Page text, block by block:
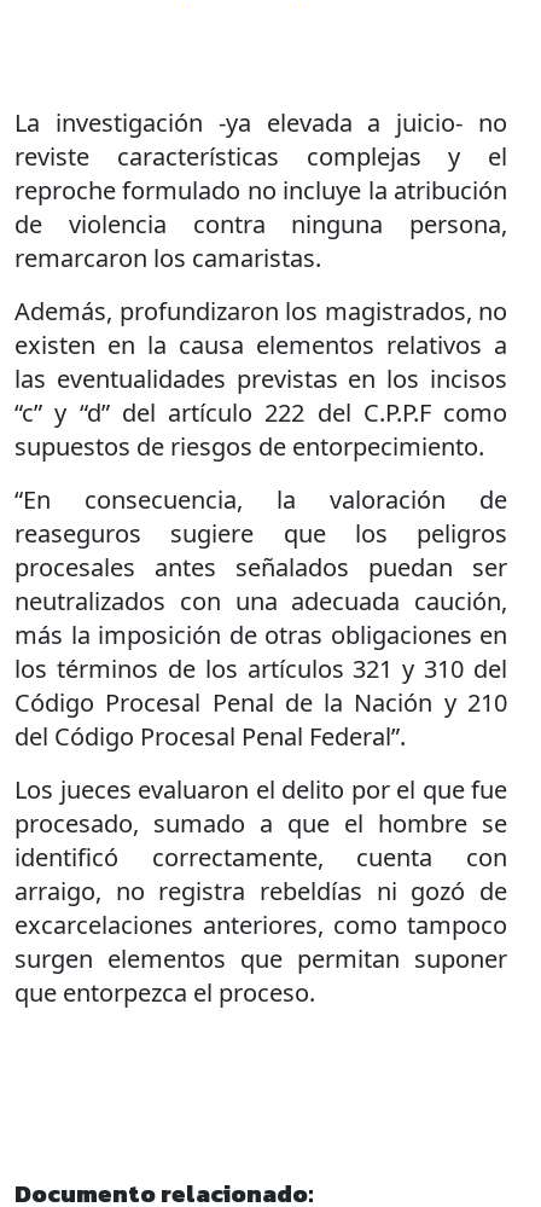
La investigación -ya elevada a juicio- no
reviste características complejas y el
reproche formulado no incluye la atribución
de violencia contra ninguna persona,
remarcaron los camaristas.
Además, profundizaron los magistrados, no
existen en la causa elementos relativos a
las eventualidades previstas en los incisos
“c” y “d” del artículo 222 del C.P.P.F como
supuestos de riesgos de entorpecimiento.
“En consecuencia, la valoración de
reaseguros sugiere que los peligros
procesales antes señalados puedan ser
neutralizados con una adecuada caución,
más la imposición de otras obligaciones en
los términos de los artículos 321 y 310 del
Código Procesal Penal de la Nación y 210
del Código Procesal Penal Federal”.
Los jueces evaluaron el delito por el que fue
procesado, sumado a que el hombre se
identificó correctamente, cuenta con
arraigo, no registra rebeldías ni gozó de
excarcelaciones anteriores, como tampoco
surgen elementos que permitan suponer
que entorpezca el proceso.
Documento relacionado: